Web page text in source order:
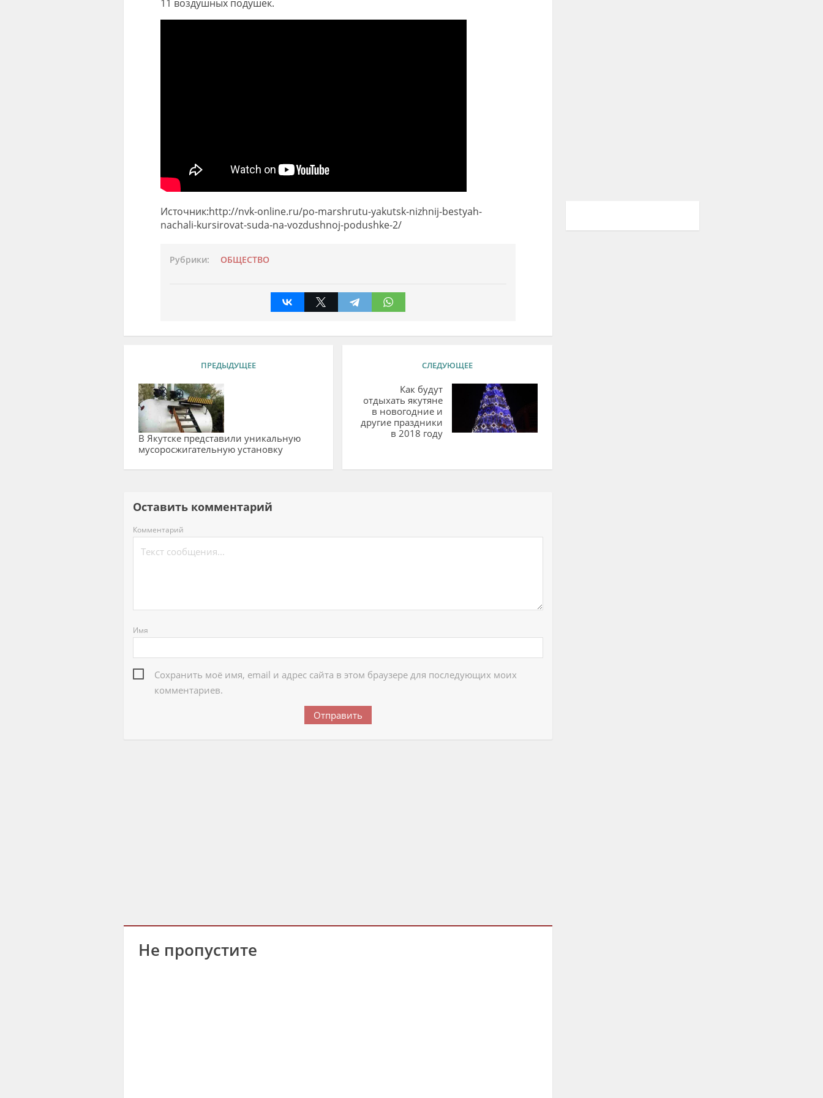
11 воздушных подушек.
Источник:http://nvk-online.ru/po-marshrutu-yakutsk-nizhnij-bestyah-
nachali-kursirovat-suda-na-vozdushnoj-podushke-2/
Рубрики: ОБЩЕСТВО
ПРЕДЫДУЩЕЕ
В Якутске представили уникальную
мусоросжигательную установку
СЛЕДУЮЩЕЕ
Как будут
отдыхать якутяне
в новогодние и
другие праздники
в 2018 году
Оставить комментарий
Комментарий
Имя
Сохранить моё имя, email и адрес сайта в этом браузере для последующих моих
комментариев.
Не пропустите